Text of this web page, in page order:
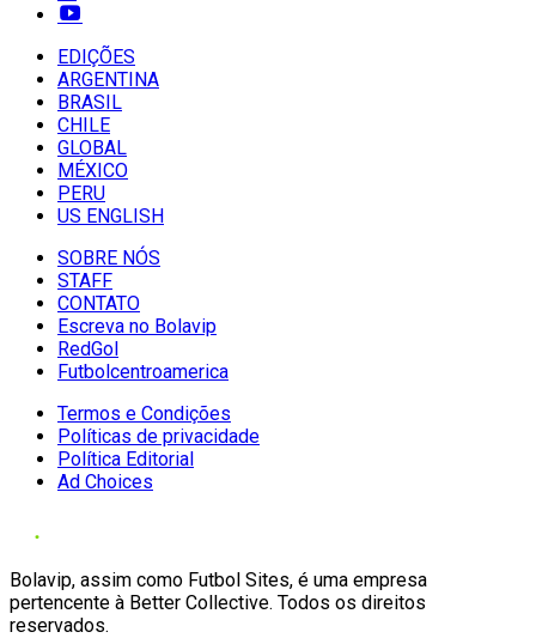
EDIÇÕES
ARGENTINA
BRASIL
CHILE
GLOBAL
MÉXICO
PERU
US ENGLISH
SOBRE NÓS
STAFF
CONTATO
Escreva no Bolavip
RedGol
Futbolcentroamerica
Termos e Condições
Políticas de privacidade
Política Editorial
Ad Choices
Bolavip, assim como Futbol Sites, é uma empresa
pertencente à Better Collective. Todos os direitos
reservados.